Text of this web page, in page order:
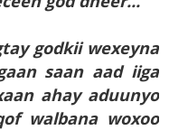
godkii wexeyna
saan aad iiga
ahay aduunyo
walbana woxoo